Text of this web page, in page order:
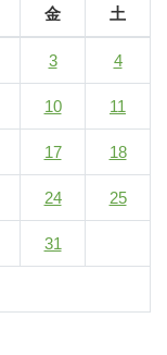
金
土
3
4
10
11
17
18
24
25
31